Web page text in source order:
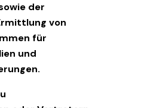
der
von
für
und